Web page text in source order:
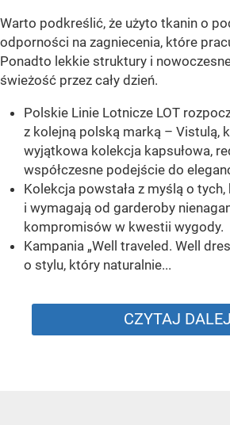
Warto podkreślić, że użyto tkanin o
odporności na zagniecenia, które
Ponadto lekkie struktury i
świeżość przez cały dzień.
Polskie Linie Lotnicze LOT
z kolejną polską marką – Vistulą,
wyjątkowa kolekcja kapsułowa,
współczesne podejście do
Kolekcja powstała z myślą o
i wymagają od garderoby
kompromisów w kwestii wygody.
Kampania „Well traveled. Well
o stylu, który naturalnie...
CZYTAJ DALEJ